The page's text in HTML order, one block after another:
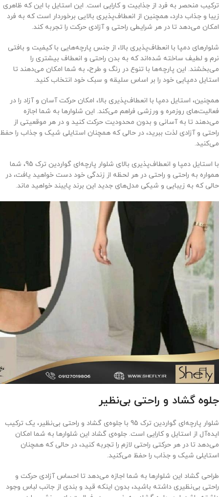
ترکیب منحصر به فرد از جذابیت و کارایی است. این استایل با این که ظاهری
زیبا و جذاب دارد، همچنین از انعطاف‌پذیری بالایی برخوردار است که به فرد
امکان می‌دهد تا در هر شرایطی راحتی و آزادی حرکت را تجربه کند.
شلوارهای دمپا با انعطاف‌پذیری بالا، از جنس پارچه‌هایی با کیفیت و بافتی
نرم و لطیف ساخته شده‌اند که به بدن راحتی و انعطاف بیشتری را
می‌بخشند. این پارچه‌ها با تنوع در رنگ و طرح، به شما امکان می‌دهند تا
استایل دمپایی خود را بر اساس سلیقه و سبک خود انتخاب کنید.
همچنین، استایل دمپا با انعطاف‌پذیری بالا، امکان حرکت آسان و آزاد را در
فعالیت‌های روزمره و ورزشی فراهم می‌کند. این شلوارها به شما اجازه
می‌دهند تا به آسانی و بدون محدودیت حرکت کنید و در هر موقعیتی از
راحتی و آزادی لذت ببرید، در حالی که همچنان استایلی شیک و جذاب را حفظ
می‌کنید.
با استایل دمپا و انعطاف‌پذیری بالای شلوار پارچه‌ای گواردین ترک 95، شما
همواره به راحتی و راحتی در هر لحظه از زندگی خود دست خواهید یافت، در
حالی که به زیبایی و شیکی مدل‌های جدید این برند پایبند خواهید ماند.
جلوه گشاد و راحتی بی‌نظیر
شلوار پارچه‌ای گواردین ترک 95 با جلوه‌ی گشاد و راحتی بی‌نظیر، یک ترکیب
ایده‌آل از استایل و کارایی است. جلوه‌ی گشاد این شلوارها به شما امکان
می‌دهد تا در هر حرکتی راحتی لازم را تجربه کنید، در حالی که همچنان
استایلی شیک و جذاب را حفظ می‌کنید.
طراحی گشاد این شلوارها به شما اجازه می‌دهد تا احساس آزادی حرکت و
راحتی بی‌نظیری داشته باشید، بدون اینکه قید و بندی از جانب لباس وجود